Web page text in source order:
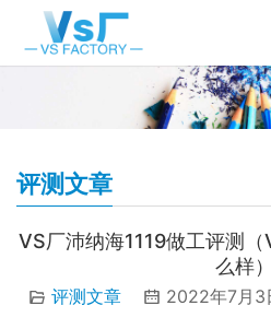
评测文章
VS厂沛纳海1119做工评测
么样）
评测文章 2022年7月3